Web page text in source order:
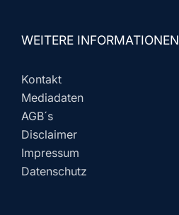
WEITERE INFORMATIONEN
Kontakt
Mediadaten
AGB´s
Disclaimer
Impressum
Datenschutz